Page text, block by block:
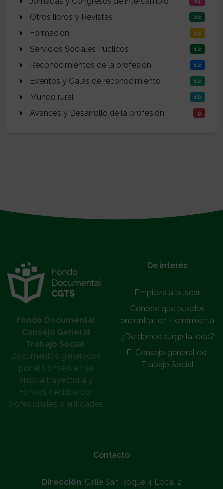
Otros libros y Revistas 22
Formación 19
Servicios Sociales Públicos 12
Reconocimientos de la profesión 12
Eventos y Galas de reconocimiento 12
Mundo rural 10
Avances y Desarrollo de la profesión 9
Fondo Documental
Consejo General
Trabajo Social.
Documentos generados
por el Consejo en su
amplia trayectoria y
Fondos cedidos por
profesionales o entidades.
De interés
Empieza a buscar
Conoce que puedes
encontrar en Herramienta
¿De dónde surge la idea?
El Consejo general del
Trabajo Social
Contacto
Dirección: Calle San Roque 4 Local 2